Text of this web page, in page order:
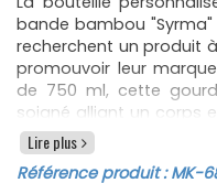
bande bambou
recherchent un produit
promouvoir leur
de 750 ml, cette
soigné alliant un corps
blanche mat,
bambou naturel.
Lire plus
Référence produit :MK-